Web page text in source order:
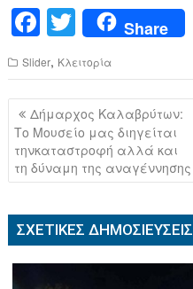
F
a
c
e
b
o
o
k
T
wi
tt
er
Share
Slider, Κλειτορία
Πλοήγηση
άρθρων
Δήμαρχος Καλαβρύτων:
Το Μουσείο μας διηγείται
τηνκαταστροφή αλλά και
τη δύναμη της αναγέννησης
ΣΧΕΤΙΚΈΣ ΔΗΜΟΣΙΕΎΣΕΙΣ